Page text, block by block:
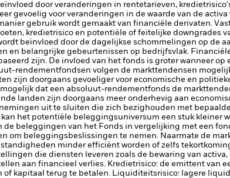
door veranderingen in rentetarieven,
gevoelig voor veranderingen in de waarde van de
gebruik wordt gemaakt van financiële derivaten.
kredietrisico en potentiële of feitelijke downgrades
beïnvloed door de dagelijkse schommelingen op de
en belangrijke gebeurtenissen op bedrijfsvlak.
zijn. De invloed van het fonds is groter wanneer
rendementfondsen volgen de markttendensen
zijn doorgaans gevoeliger voor economische en
dat een absoluut-rendementfonds de
landen zijn doorgaans meer onderhevig aan
uit te sluiten die zich bezighouden met
het potentiële beleggingsuniversum een stuk kleiner
de beleggingen van het Fonds in vergelijking met een
om beleggingsbeslissingen te nemen. Naarmate de
minder efficiënt worden of zelfs
die diensten leveren zoals de bewaring van
aan financieel verlies. Kredietrisico: de emittent van
of kapitaal terug te betalen. Liquiditeitsrisico: lagere